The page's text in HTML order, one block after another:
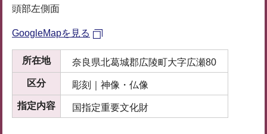
頭部左側面
GoogleMapを見る
所在地 奈良県北葛城郡広陵町大字広瀬80
区分 彫刻｜神像・仏像
指定内容 国指定重要文化財